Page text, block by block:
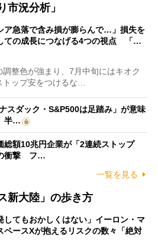
市況分析」
ア急落で含み損が膨らんで…」損失を
ての成長につなげる4つの視点 「…
整色が強まり、7月中旬にはキオク
トップ安をつけるな…
スダック・S&P500は足踏み」が意味
半…
総額10兆円企業が「2連続ストップ
衝撃 フ…
一覧を見る
新大陸」の歩き方
してもおかしくはない」イーロン・マ
ペースXが抱えるリスクの数々「絶対